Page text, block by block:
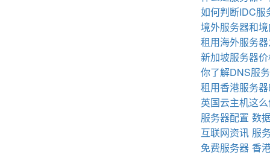
如何判断IDC服
境外服务器和
租用海外服务
新加坡服务器
你了解DNS服
租用香港服务
英国云主机这
服务器配置 数
互联网资讯 服
免费服务器 香